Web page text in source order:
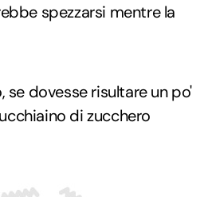
spezzarsi mentre la
dovesse risultare un po'
di zucchero